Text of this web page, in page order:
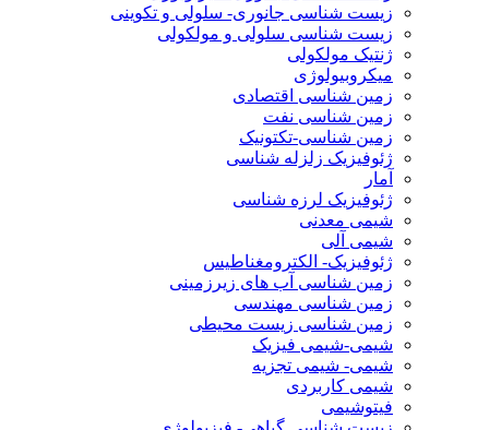
زیست شناسی جانوری- سلولی و تکوینی
زیست شناسی سلولی و مولکولی
ژنتیک مولکولی
میکروبیولوژی
زمین شناسی اقتصادی
زمین شناسی نفت
زمین شناسی-تکتونیک
ژئوفیزیک زلزله شناسی
آمار
ژئوفیزیک لرزه شناسی
شیمی معدنی
شیمی آلی
ژئوفیزیک- الکترومغناطیس
زمین شناسی آب های زیرزمینی
زمین شناسی مهندسی
زمین شناسی زیست محیطی
شیمی-شیمی فیزیک
شیمی- شیمی تجزیه
شیمی کاربردی
فیتوشیمی